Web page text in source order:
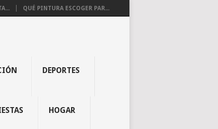
QUÉ PINTURA ESCOGER PAR...
DEPORTES
HOGAR